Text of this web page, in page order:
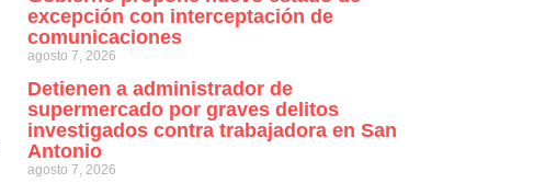
excepción con interceptación de
comunicaciones
agosto 7, 2026
Detienen a administrador de
supermercado por graves delitos
investigados contra trabajadora en San
Antonio
agosto 7, 2026